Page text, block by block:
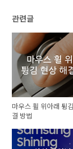
관련글
마우스 휠 위아래 튕
결 방법